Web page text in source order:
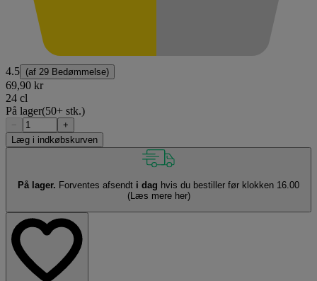
4.5 (af 29 Bedømmelse)
69,90 kr
24 cl
På lager(50+ stk.)
−
+
Læg i indkøbskurven
På lager. Forventes afsendt i dag hvis du bestiller før klokken 16.00
(Læs mere her)